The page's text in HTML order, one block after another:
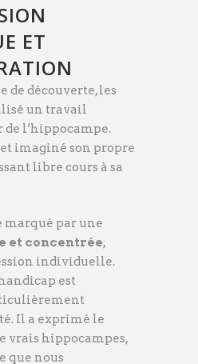
ET
de découverte, les
un travail
l’hippocampe.
imaginé son propre
libre cours à sa
marqué par une
et concentrée,
individuelle.
est
Il a exprimé le
vrais hippocampes,
que nous